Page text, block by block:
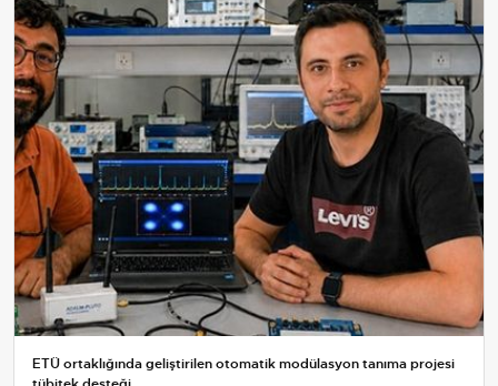
ETÜ ortaklığında geliştirilen otomatik modülasyon tanıma projesi